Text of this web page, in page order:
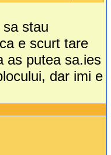
stau
e scurt tare
as putea sa.ies
dar imi e